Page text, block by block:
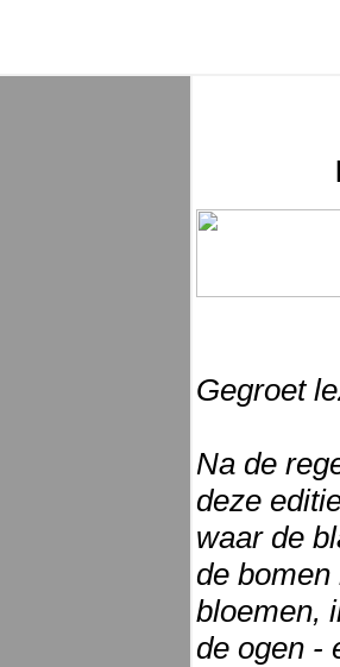
Gegroet
Na de
deze
waar de
de bomen
bloemen,
de ogen -